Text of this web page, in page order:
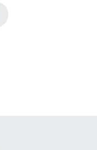
負担とさせていただ
品を再注文してくだ
ジ内 購入履歴画面に